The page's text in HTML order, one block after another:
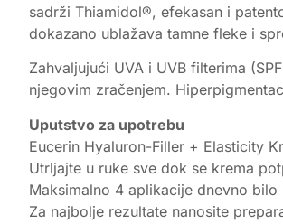
sadrži Thiamidol®, efekasan i
dokazano ublažava tamne fleke i
Zahvaljujući UVA i UVB filterima
njegovim zračenjem.
Uputstvo za upotrebu
Eucerin Hyaluron-Filler + Elasticity
Utrljajte u ruke sve dok se krema
Maksimalno 4 aplikacije dnevno
Za najbolje rezultate nanosite